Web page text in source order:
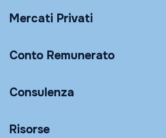
Mercati Privati
Conto Remunerato
Consulenza
Risorse